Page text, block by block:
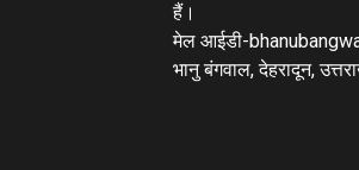
हैं।
मेल आईडी-
भानु बंगवाल, देहरादून,